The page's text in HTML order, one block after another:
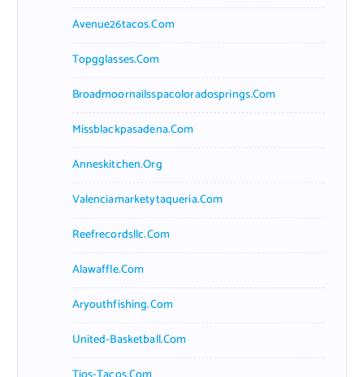
Avenue26tacos.com
Topgglasses.com
Broadmoornailsspacoloradosprings.com
Missblackpasadena.com
Anneskitchen.org
Valenciamarketytaqueria.com
Reefrecordsllc.com
Alawaffle.com
Aryouthfishing.com
United-Basketball.com